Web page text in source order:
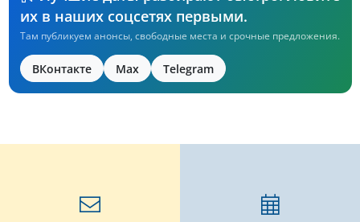
их в наших соцсетях первыми.
Там публикуем анонсы, свободные места и срочные предложения.
ВКонтакте Max Telegram